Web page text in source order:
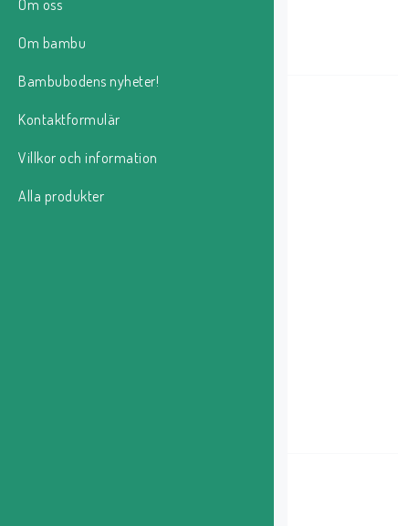
Om oss
Om bambu
Bambubodens nyheter!
Kontaktformulär
Villkor och information
Alla produkter